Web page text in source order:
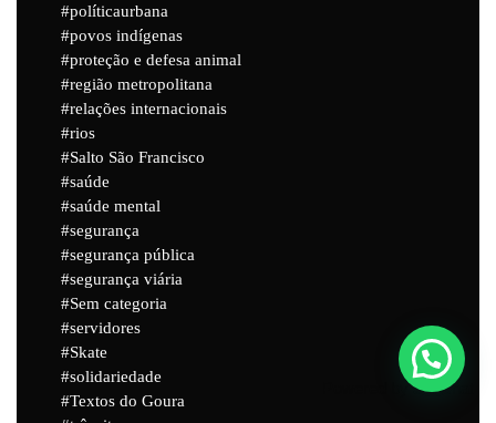
políticaurbana
povos indígenas
proteção e defesa animal
região metropolitana
relações internacionais
rios
Salto São Francisco
saúde
saúde mental
segurança
segurança pública
segurança viária
Sem categoria
servidores
Skate
solidariedade
Textos do Goura
Powered byJoinchat